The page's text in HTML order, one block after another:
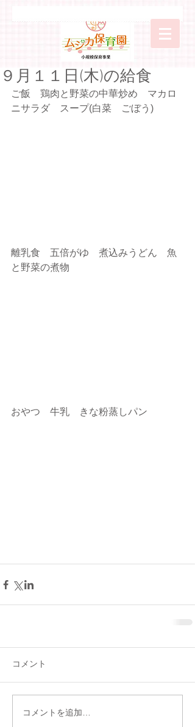
９月１１日(木)の給食
ご飯　鶏肉と野菜の中華炒め　マカロ
ニサラダ　スープ(白菜　ごぼう)
離乳食　五倍がゆ　煮込みうどん　魚
と野菜の煮物
おやつ　牛乳　きな粉蒸しパン
コメント
コメントを追加…